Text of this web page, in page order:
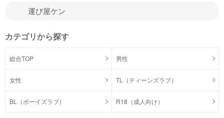
カテゴリから探す
総合TOP 男性
女性 TL（ティーンズラブ）
BL（ボーイズラブ） R18（成人向け）